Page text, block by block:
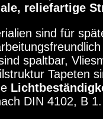
reliefartige
sind für
spaltbar,
Tapeten
DIN 4102, B 1.